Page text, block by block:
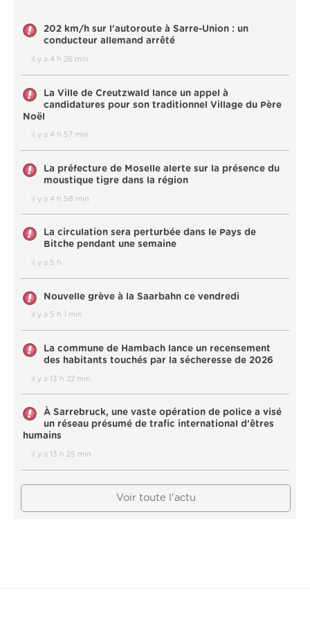
202 km/h sur l'autoroute à Sarre-Union : un
conducteur allemand arrêté
il y a 4 h 26 min
La Ville de Creutzwald lance un appel à
candidatures pour son traditionnel Village du Père
Noël
il y a 4 h 57 min
La préfecture de Moselle alerte sur la présence du
moustique tigre dans la région
il y a 4 h 58 min
La circulation sera perturbée dans le Pays de
Bitche pendant une semaine
il y a 5 h
Nouvelle grève à la Saarbahn ce vendredi
il y a 5 h 1 min
La commune de Hambach lance un recensement
des habitants touchés par la sécheresse de 2026
il y a 13 h 22 min
À Sarrebruck, une vaste opération de police a visé
un réseau présumé de trafic international d’êtres
humains
il y a 13 h 25 min
Voir toute l'actu